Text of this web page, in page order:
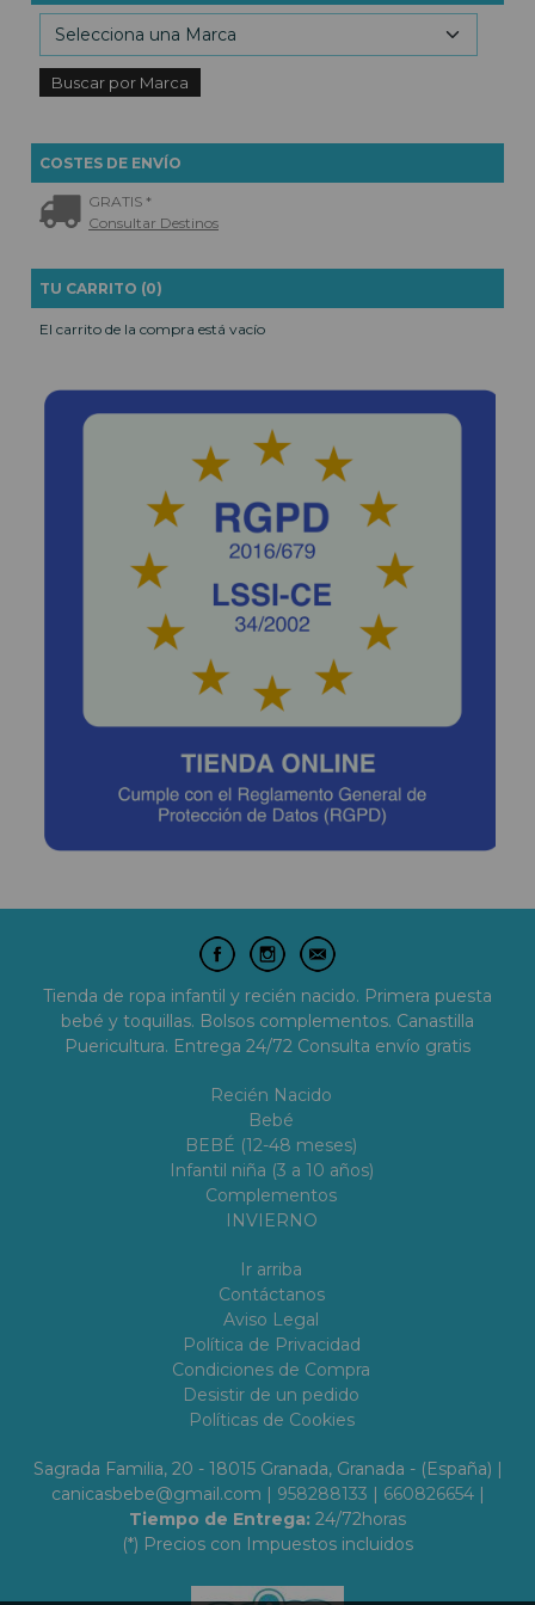
COSTES DE ENVÍO
GRATIS *
Consultar Destinos
TU CARRITO (0)
El carrito de la compra está vacío
Tienda de ropa infantil y recién nacido. Primera puesta
bebé y toquillas. Bolsos complementos. Canastilla
Puericultura. Entrega 24/72 Consulta envío gratis
Recién Nacido
Bebé
BEBÉ (12-48 meses)
Infantil niña (3 a 10 años)
Complementos
INVIERNO
Ir arriba
Contáctanos
Aviso Legal
Política de Privacidad
Condiciones de Compra
Desistir de un pedido
Políticas de Cookies
Sagrada Familia, 20 - 18015 Granada, Granada - (España) |
canicasbebe@gmail.com | 958288133 | 660826654|
Tiempo de Entrega: 24/72horas
(*) Precios con Impuestos incluidos